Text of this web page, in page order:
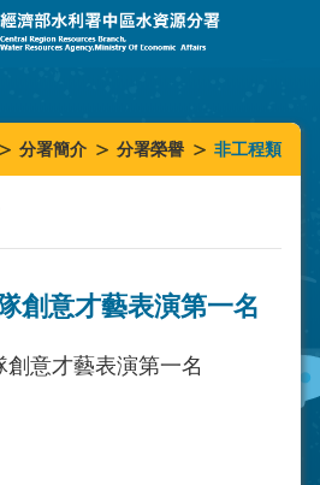
分署簡介 分署榮譽 非工程類
創意才藝表演第一名
意才藝表演第一名